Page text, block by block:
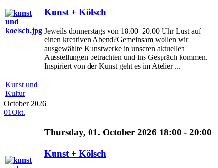
Kunst + Kölsch
Jeweils donnerstags von 18.00–20.00 Uhr Lust auf
einen kreativen Abend?Gemeinsam wollen wir
ausgewählte Kunstwerke in unseren aktuellen
Ausstellungen betrachten und ins Gespräch kommen.
Inspiriert von der Kunst geht es im Atelier ...
Kunst und
Kultur
October 2026
01Okt.
Thursday, 01. October 2026 18:00 - 20:00
Kunst + Kölsch